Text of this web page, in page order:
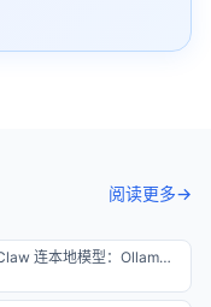
阅读更多→
OpenClaw 连本地模型：Ollama 离线运行零成本方案